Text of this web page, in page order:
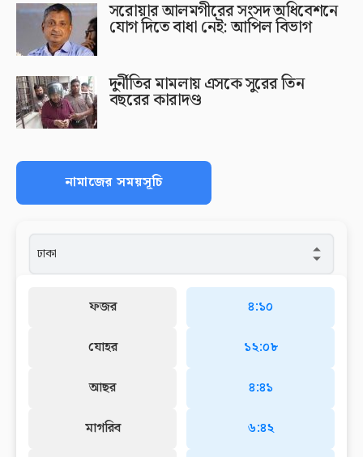
সরোয়ার আলমগীরের সংসদ অধিবেশনে
যোগ দিতে বাধা নেই: আপিল বিভাগ
দুর্নীতির মামলায় এসকে সুরের তিন
বছরের কারাদণ্ড
নামাজের সময়সূচি
ফজর
যোহর
আছর
মাগরিব
৪:১০
১২:০৮
৪:৪১
৬:৪২